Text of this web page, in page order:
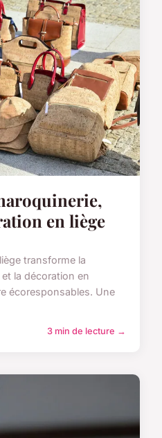
en liège
transforme la
la décoration en
écoresponsables. Une
3 min de lecture →